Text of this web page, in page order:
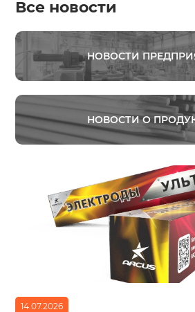
Все новости
НОВОСТИ
НОВОСТИ О
14.07.2026